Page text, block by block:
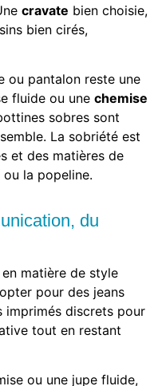
cravate bien choisie,
bien cirés,
ou pantalon reste une
fluide ou une chemise
sobres sont
La sobriété est
et des matières de
la popeline.
du
matière de style
pour des jeans
imprimés discrets pour
tout en restant
ou une jupe fluide,